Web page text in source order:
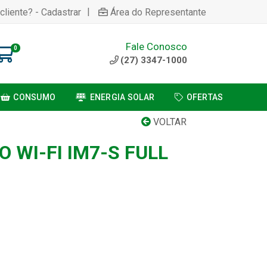
- Cadastrar | Área do Representante
0 Fale Conosco
(27) 3347-1000
CONSUMO ENERGIA SOLAR OFERTAS
VOLTAR
WI-FI IM7-S FULL